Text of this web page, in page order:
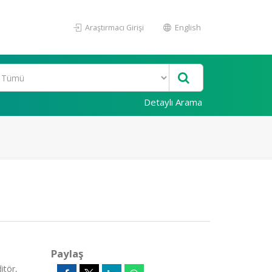
Araştırmacı Girişi English
Detaylı Arama
Paylaş